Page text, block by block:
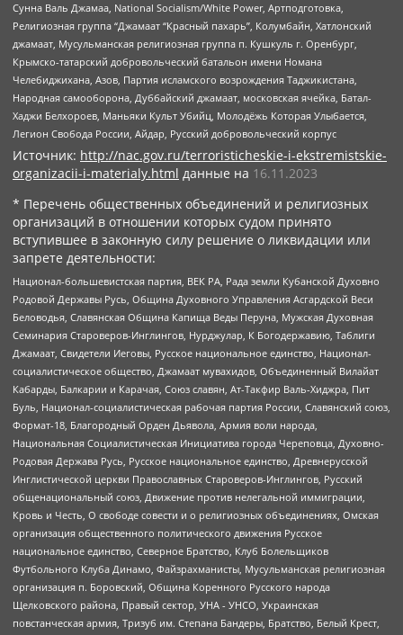
Сунна Валь Джамаа, National Socialism/White Power, Артподготовка,
Религиозная группа “Джамаат “Красный пахарь”, Колумбайн, Хатлонский
джамаат, Мусульманская религиозная группа п. Кушкуль г. Оренбург,
Крымско-татарский добровольческий батальон имени Номана
Челебиджихана, Азов, Партия исламского возрождения Таджикистана,
Народная самооборона, Дуббайский джамаат, московская ячейка, Батал-
Хаджи Белхороев, Маньяки Культ Убийц, Молодёжь Которая Улыбается,
Легион Свобода России, Айдар, Русский добровольческий корпус
Источник: http://nac.gov.ru/terroristicheskie-i-ekstremistskie-
organizacii-i-materialy.html данные на 16.11.2023
* Перечень общественных объединений и религиозных
организаций в отношении которых судом принято
вступившее в законную силу решение о ликвидации или
запрете деятельности:
Национал-большевистская партия, ВЕК РА, Рада земли Кубанской Духовно
Родовой Державы Русь, Община Духовного Управления Асгардской Веси
Беловодья, Славянская Община Капища Веды Перуна, Мужская Духовная
Семинария Староверов-Инглингов, Нурджулар, К Богодержавию, Таблиги
Джамаат, Свидетели Иеговы, Русское национальное единство, Национал-
социалистическое общество, Джамаат мувахидов, Объединенный Вилайат
Кабарды, Балкарии и Карачая, Союз славян, Ат-Такфир Валь-Хиджра, Пит
Буль, Национал-социалистическая рабочая партия России, Славянский союз,
Формат-18, Благородный Орден Дьявола, Армия воли народа,
Национальная Социалистическая Инициатива города Череповца, Духовно-
Родовая Держава Русь, Русское национальное единство, Древнерусской
Инглистической церкви Православных Староверов-Инглингов, Русский
общенациональный союз, Движение против нелегальной иммиграции,
Кровь и Честь, О свободе совести и о религиозных объединениях, Омская
организация общественного политического движения Русское
национальное единство, Северное Братство, Клуб Болельщиков
Футбольного Клуба Динамо, Файзрахманисты, Мусульманская религиозная
организация п. Боровский, Община Коренного Русского народа
Щелковского района, Правый сектор, УНА - УНСО, Украинская
повстанческая армия, Тризуб им. Степана Бандеры, Братство, Белый Крест,